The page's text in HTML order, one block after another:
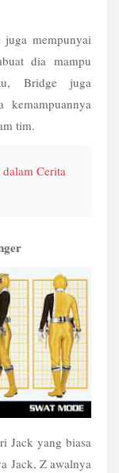
juga mempunyai
dia mampu
Bridge juga
kemampuannya
tim.
Cerita
Jack yang biasa
Jack, Z awalnya